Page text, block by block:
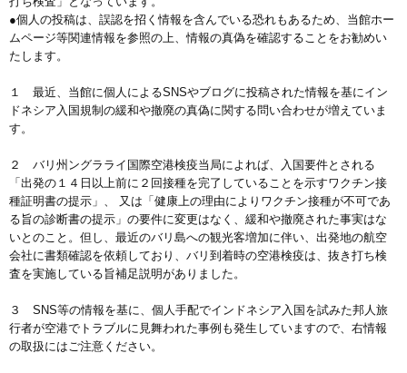
●個人の投稿は、誤認を招く情報を含んでいる恐れもあるため、当館ホー
ムページ等関連情報を参照の上、情報の真偽を確認することをお勧めい
たします。
１ 最近、当館に個人によるSNSやブログに投稿された情報を基にイン
ドネシア入国規制の緩和や撤廃の真偽に関する問い合わせが増えていま
す。
２ バリ州ングラライ国際空港検疫当局によれば、入国要件とされる
「出発の１４日以上前に２回接種を完了していることを示すワクチン接
種証明書の提示」、 又は「健康上の理由によりワクチン接種が不可であ
る旨の診断書の提示」の要件に変更はなく、緩和や撤廃された事実はな
いとのこと。但し、最近のバリ島への観光客増加に伴い、出発地の航空
会社に書類確認を依頼しており、バリ到着時の空港検疫は、抜き打ち検
査を実施している旨補足説明がありました。
３ SNS等の情報を基に、個人手配でインドネシア入国を試みた邦人旅
行者が空港でトラブルに見舞われた事例も発生していますので、右情報
の取扱にはご注意ください。